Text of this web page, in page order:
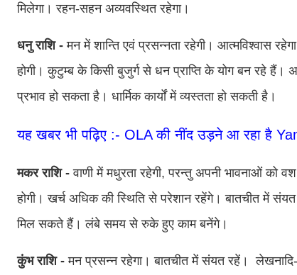
मिलेगा। रहन-सहन अव्यवस्थित रहेगा।
धनु राशि -मन में शान्ति एवं प्रसन्नता रहेगी। आत्मविश्वास
होगी। कुटुम्ब के किसी बुजुर्ग से धन प्राप्ति के योग बन रहे हैं।
प्रभाव हो सकता है। धार्मिक कार्यों में व्यस्तता हो सकती है।
यह खबर भी पढ़िए :- OLA की नींद उड़ने आ रहा है
मकर राशि -वाणी में मधुरता रहेगी, परन्तु अपनी भावनाओं को
होगी। खर्च अधिक की स्थिति से परेशान रहेंगे। बातचीत में
मिल सकते हैं। लंबे समय से रुके हुए काम बनेंगे।
कुंभ राशि -मन प्रसन्न रहेगा। बातचीत में संयत रहें। लेखनादि-